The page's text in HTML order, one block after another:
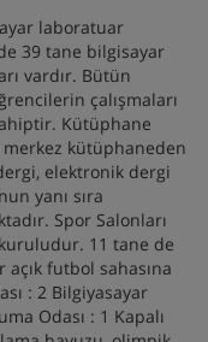
laboratuar
39 tane bilgisayar
vardır. Bütün
çalışmaları
Kütüphane
kütüphaneden
elektronik dergi
yanı sıra
Spor Salonları
11 tane de
futbol sahasına
: 2 Bilgiyasayar
Odası : 1 Kapalı